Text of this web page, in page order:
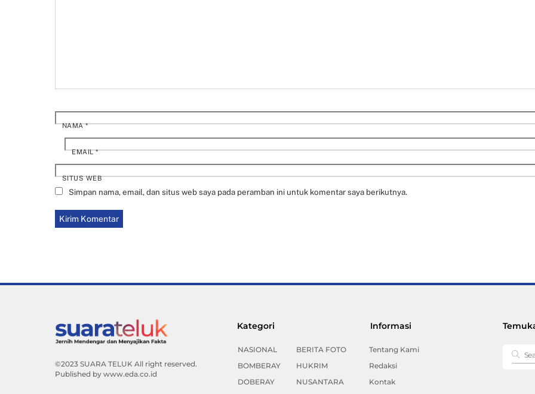
NAMA*
EMAIL*
SITUS WEB
Simpan nama, email, dan situs web saya pada peramban ini untuk komentar saya berikutnya.
Back
To
©2023 SUARA TELUK All right reserved.
Published by www.eda.co.id
Kategori
NASIONAL
BOMBERAY
DOBERAY
BERITA FOTO
HUKRIM
NUSANTARA
Informasi
Tentang Kami
Redaksi
Kontak